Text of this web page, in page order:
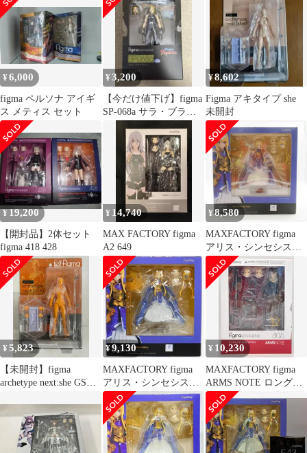
¥6,000
figma ペルソナ アイギ
ス メティス セット
¥3,200
【今だけ値下げ】figma
SP-068a サラ・ブライ
¥8,602
Figma アキタイプ she
未開封
¥19,200
【開封品】2体セット
figma 418 428
¥ 14,740
MAX FACTORY figma
A2 649
¥8,580
MAXFACTORY figma
アリス・シンセシス・
サーティ 543
¥5,823
【未開封】figma
archetype next:she GSC
ver. ワンフェス2016夏
¥9,130
MAXFACTORY figma
アリス・シンセシス・
サーティ 543
¥ 10,230
MAXFACTORY figma
ARMS NOTE ロングレ
ンジ・ジョシコウセイ
405